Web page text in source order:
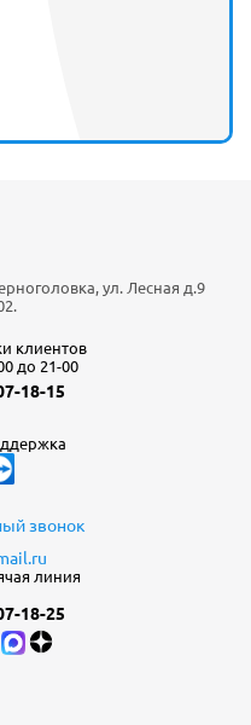
ул. Лесная д.9
клиентов
до 21-00
18-15
звонок
линия
18-25